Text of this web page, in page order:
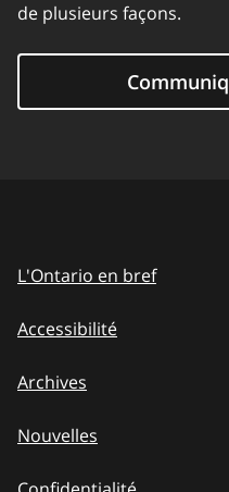
de plusieurs façons.
L'Ontario en bref
Accessibilité
Archives
Nouvelles